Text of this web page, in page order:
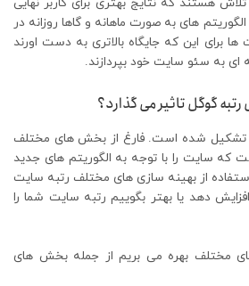
های به صورت ماهانه و گاها روزانه در
برای این که جایگاه بالاتری به دست اورند
ای به سئو سایت خود بپردازند.
گوگل تاثیر می گذارد؟
شده است. فارغ از بخش های مختلف
که سایت را با توجه به الگوریتم های جدید
از بهینه سازی های مختلف رتبه سایت
دهد یا بهتر بگوییم رتبه سایت شما را
مختلف بهره می بریم از جمله بخش های